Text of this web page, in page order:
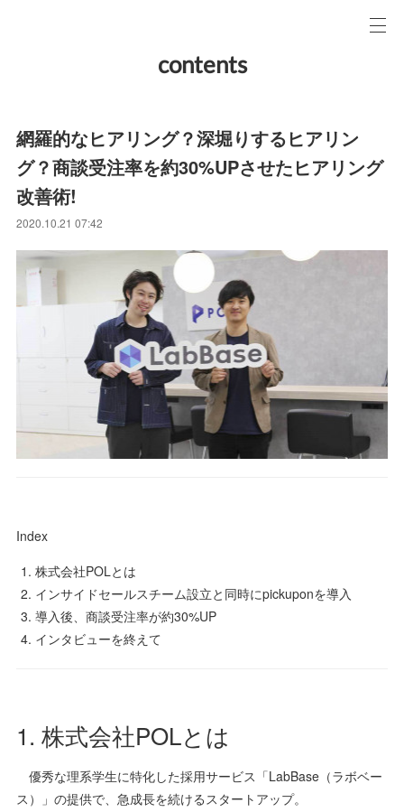
contents
網羅的なヒアリング？深堀りするヒアリン
グ？商談受注率を約30%UPさせたヒアリング
改善術!
2020.10.21 07:42
Index
株式会社POLとは
インサイドセールスチーム設立と同時にpickuponを導入
導入後、商談受注率が約30%UP
インタビューを終えて
1. 株式会社POLとは
優秀な理系学生に特化した採用サービス「LabBase（ラボベー
ス）」の提供で、急成長を続けるスタートアップ。